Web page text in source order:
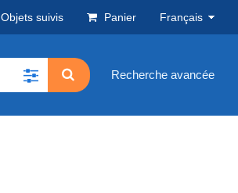
Objets suivis Panier Français
Recherche avancée